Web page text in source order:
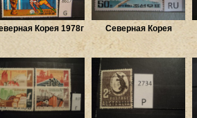
Корея 1978г Северная Корея